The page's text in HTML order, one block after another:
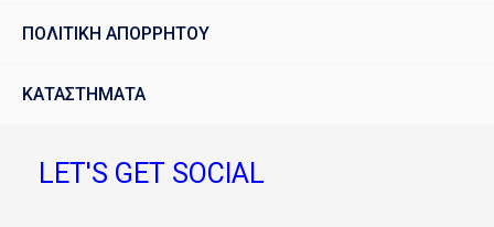
ΠΟΛΙΤΙΚΗ ΑΠΟΡΡΗΤΟΥ
ΚΑΤΑΣΤΗΜΑΤΑ
LET'S GET SOCIAL